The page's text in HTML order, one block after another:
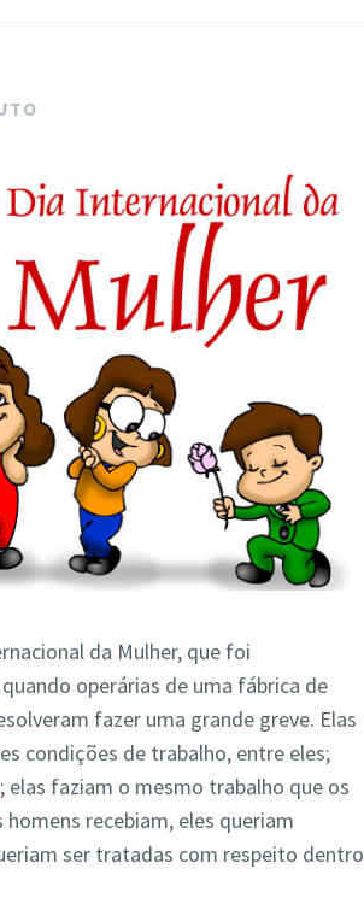
da Mulher, que foi
operárias de uma fábrica de
fazer uma grande greve. Elas
condições de trabalho, entre eles;
elas faziam o mesmo trabalho que os
recebiam, eles queriam
ser tratadas com respeito dentro